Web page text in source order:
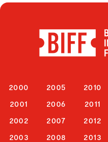
2000
2001
2002
2003
2005
2006
2007
2008
2010
2011
2012
2013